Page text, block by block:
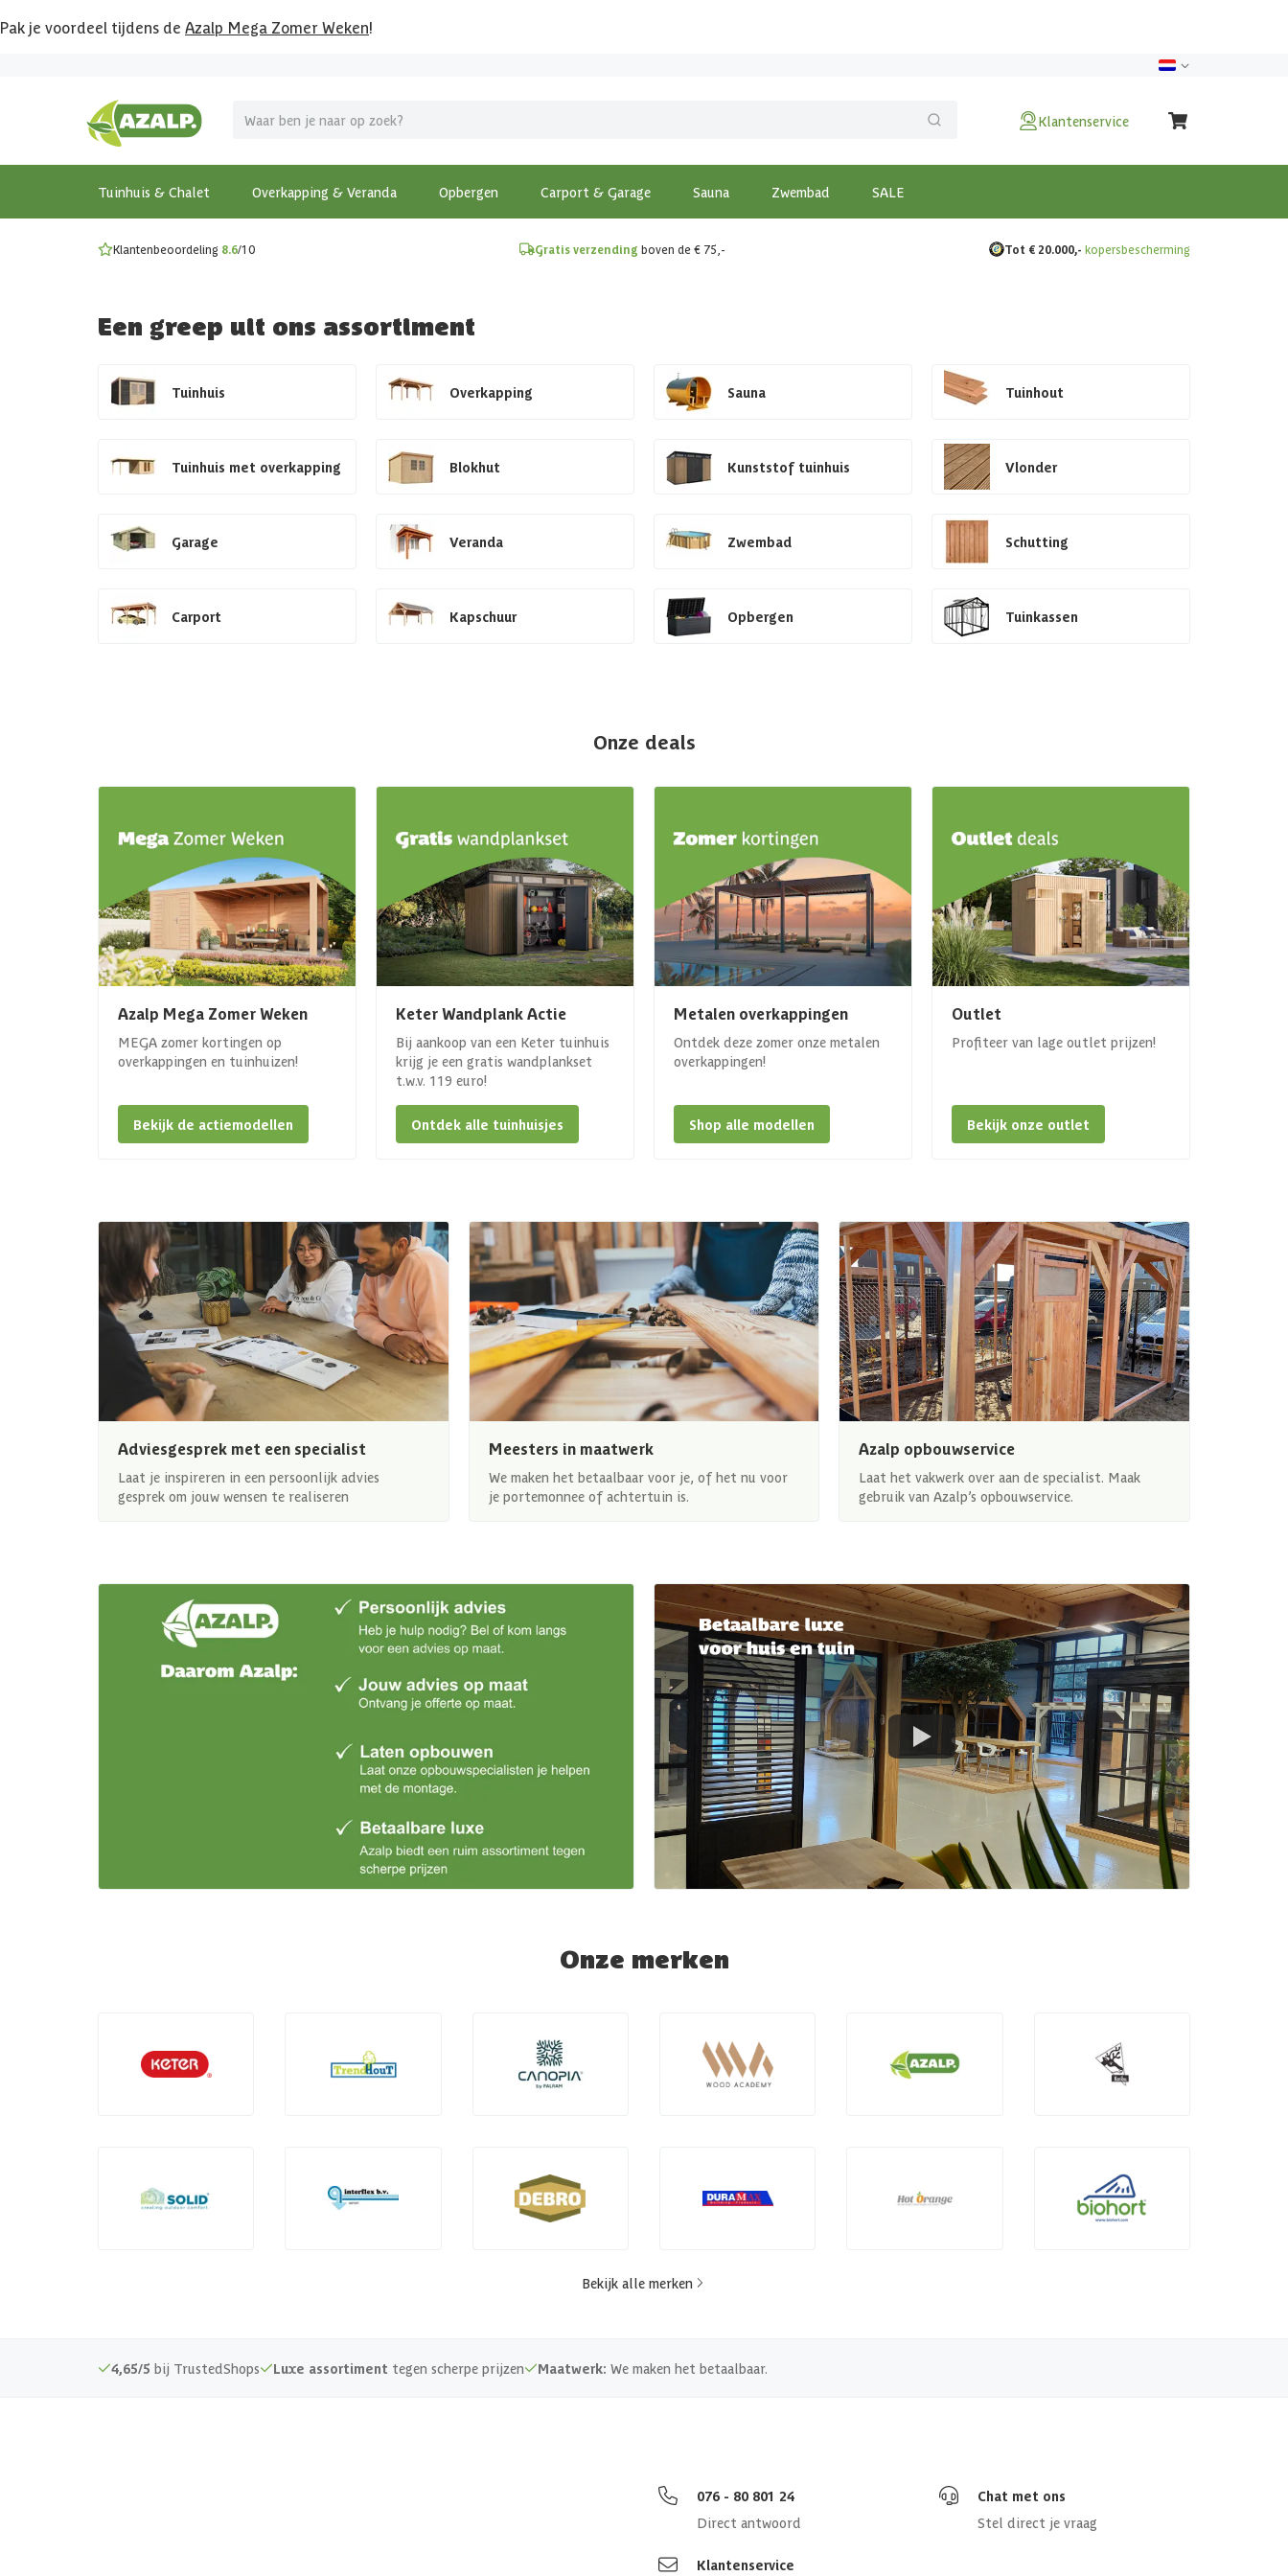
Pak je voordeel tijdens de Azalp Mega Zomer Weken!
Klantenservice
Tuinhuis & Chalet Overkapping & Veranda Opbergen Carport & Garage Sauna Zwembad SALE
MEGA zomer kortingen op overkappingen en tuinhuizen!
Bekijk de actiemodellen
Gratis wandplankset
Ontdek onze metalen overkappingen
Klantenbeoordeling 8.6/10 Gratis verzending boven de € 75,- Tot € 20.000,- kopersbescherming
Een greep uit ons assortiment
Tuinhuis Overkapping Sauna Tuinhout
Tuinhuis met overkapping Blokhut Kunststof tuinhuis Vlonder
Garage Veranda Zwembad Schutting
Carport Kapschuur Opbergen Tuinkassen
Onze deals
Azalp Mega Zomer Weken
MEGA zomer kortingen op
overkappingen en tuinhuizen!
Bekijk de actiemodellen
Keter Wandplank Actie
Bij aankoop van een Keter tuinhuis
krijg je een gratis wandplankset
t.w.v. 119 euro!
Ontdek alle tuinhuisjes
Metalen overkappingen
Ontdek deze zomer onze metalen
overkappingen!
Shop alle modellen
Outlet
Profiteer van lage outlet prijzen!
Bekijk onze outlet
Adviesgesprek met een specialist
Laat je inspireren in een persoonlijk advies
gesprek om jouw wensen te realiseren
Meesters in maatwerk
We maken het betaalbaar voor je, of het nu voor
je portemonnee of achtertuin is.
Azalp opbouwservice
Laat het vakwerk over aan de specialist. Maak
gebruik van Azalp’s opbouwservice.
Onze merken
Bekijk alle merken
4,65/5 bij TrustedShops Luxe assortiment tegen scherpe prijzen Maatwerk: We maken het betaalbaar.
076 - 80 801 24
Direct antwoord
Chat met ons
Stel direct je vraag
Klantenservice